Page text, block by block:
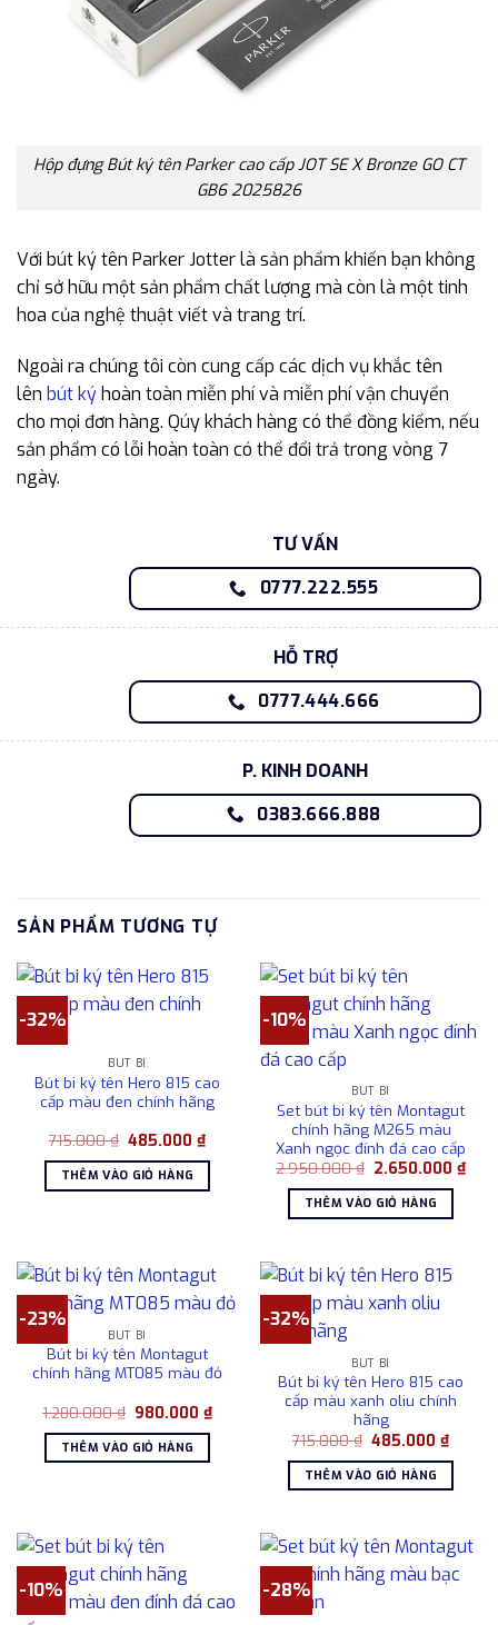
Hộp đựng Bút ký tên Parker cao cấp JOT SE X Bronze GO CT
GB6 2025826
Với bút ký tên Parker Jotter là sản phẩm khiến bạn không
chỉ sở hữu một sản phẩm chất lượng mà còn là một tinh
hoa của nghệ thuật viết và trang trí.
Ngoài ra chúng tôi còn cung cấp các dịch vụ khắc tên
lên bút kýhoàn toàn miễn phí và miễn phí vận chuyển
cho mọi đơn hàng. Qúy khách hàng có thể đồng kiểm, nếu
sản phẩm có lỗi hoàn toàn có thể đổi trả trong vòng 7
ngày.
TƯ VẤN
0777.222.555
HỖ TRỢ
0777.444.666
P. KINH DOANH
0383.666.888
SẢN PHẨM TƯƠNG TỰ
-32%
BÚT BI
Bút bi ký tên Hero 815 cao
cấp màu đen chính hãng
715.000₫ Giá
là:
715.000 ₫.
485.000₫Giá
tại
485.000 ₫.
THÊM VÀO GIỎ HÀNG
-10%
BÚT BI
Set bút bi ký tên Montagut
chính hãng M265 màu
Xanh ngọc đính đá cao cấp
2.950.000₫ Giá
là:
2.950.000 ₫.
2.650.000₫Giá
THÊM VÀO GIỎ HÀNG
-23%
BÚT BI
Bút bi ký tên Montagut
chính hãng MT085 màu đỏ
1.280.000₫ Giá
là:
1.280.000 ₫.
980.000₫Giá
hiện
980.000 ₫.
THÊM VÀO GIỎ HÀNG
-32%
BÚT BI
Bút bi ký tên Hero 815 cao
cấp màu xanh oliu chính
hãng
715.000₫ Giá
là:
715.000 ₫.
485.000₫Giá
hiện
tại
THÊM VÀO GIỎ HÀNG
-10% -28%